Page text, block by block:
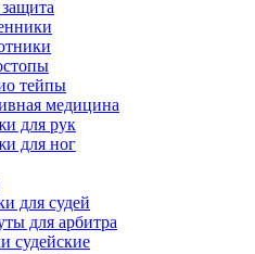
тейпы
медицина
для рук
для ног
для судей
для арбитра
судейские